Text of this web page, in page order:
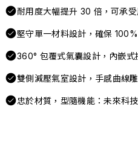
耐用度大幅提升 30 倍，可承
堅守單一材料設計，確保
360° 包覆式氣囊設計，內嵌式
雙側減壓氣室設計，手感曲線
忠於材質，型隨機能：未來科